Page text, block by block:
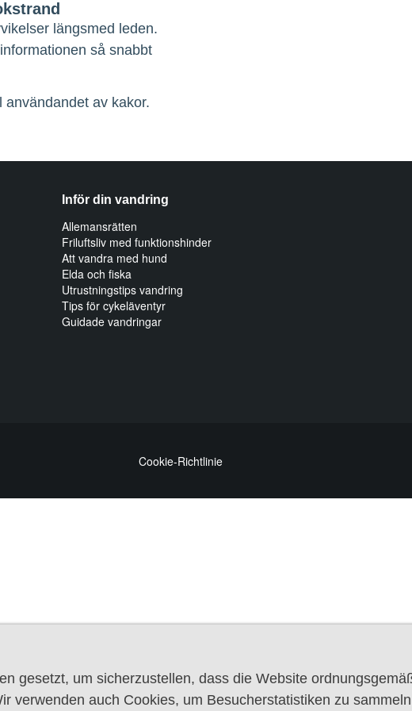
längsmed leden.
så snabbt
av kakor.
gesetzt, um sicherzustellen, dass die Website
verwenden auch Cookies, um Besucherstatistiken zu
Inför din vandring
Allemansrätten
Friluftsliv med funktionshinder
Att vandra med hund
Elda och fiska
Utrustningstips vandring
Tips för cykeläventyr
Guidade vandringar
Cookie-Richtlinie